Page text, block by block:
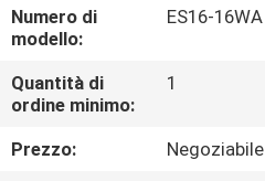
CONTROLLO
DI
QUALITÀ
Numero di
modello:
ES16-16WA
Quantità di
ordine minimo:
1
Prezzo:
Negoziabile